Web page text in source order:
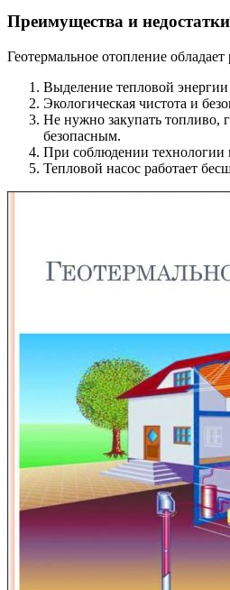
Преимущества и
Геотермальное отопление
Выделение тепловой энергии
Экологическая чистота и
Не нужно закупать топливо,
безопасным.
При соблюдении технологии
Тепловой насос работает